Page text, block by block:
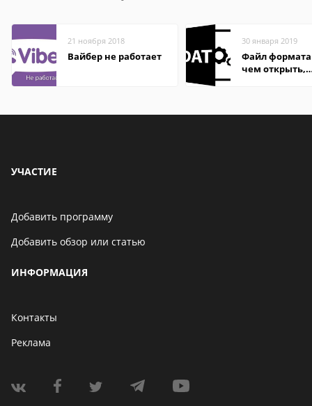
21 ноября 2018
Вайбер не работает
30 января 2019
Файл формата
чем открыть,
УЧАСТИЕ
Добавить программу
Добавить обзор или статью
ИНФОРМАЦИЯ
Контакты
Реклама